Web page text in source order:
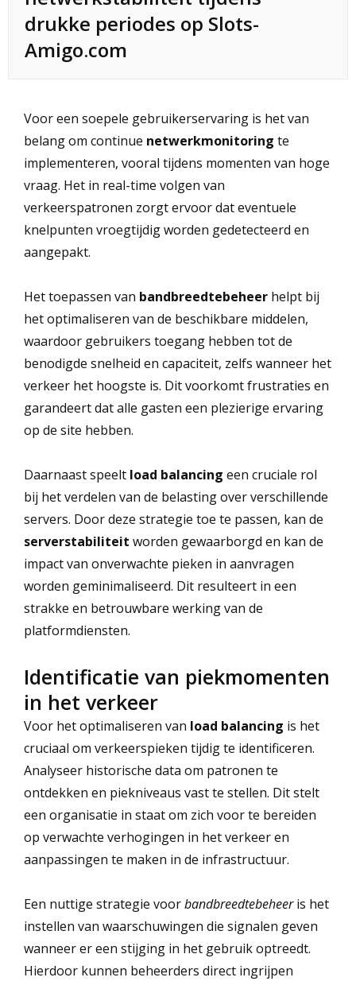
drukke periodes op Slots-
Amigo.com
Voor een soepele gebruikerservaring is het van
belang om continue netwerkmonitoring te
implementeren, vooral tijdens momenten van hoge
vraag. Het in real-time volgen van
verkeerspatronen zorgt ervoor dat eventuele
knelpunten vroegtijdig worden gedetecteerd en
aangepakt.
Het toepassen van bandbreedtebeheer helpt bij
het optimaliseren van de beschikbare middelen,
waardoor gebruikers toegang hebben tot de
benodigde snelheid en capaciteit, zelfs wanneer het
verkeer het hoogste is. Dit voorkomt frustraties en
garandeert dat alle gasten een plezierige ervaring
op de site hebben.
Daarnaast speelt load balancing een cruciale rol
bij het verdelen van de belasting over verschillende
servers. Door deze strategie toe te passen, kan de
serverstabiliteit worden gewaarborgd en kan de
impact van onverwachte pieken in aanvragen
worden geminimaliseerd. Dit resulteert in een
strakke en betrouwbare werking van de
platformdiensten.
Identificatie van piekmomenten
in het verkeer
Voor het optimaliseren van load balancing is het
cruciaal om verkeerspieken tijdig te identificeren.
Analyseer historische data om patronen te
ontdekken en piekniveaus vast te stellen. Dit stelt
een organisatie in staat om zich voor te bereiden
op verwachte verhogingen in het verkeer en
aanpassingen te maken in de infrastructuur.
Een nuttige strategie voorbandbreedtebeheeris het
instellen van waarschuwingen die signalen geven
wanneer er een stijging in het gebruik optreedt.
Hierdoor kunnen beheerders direct ingrijpen